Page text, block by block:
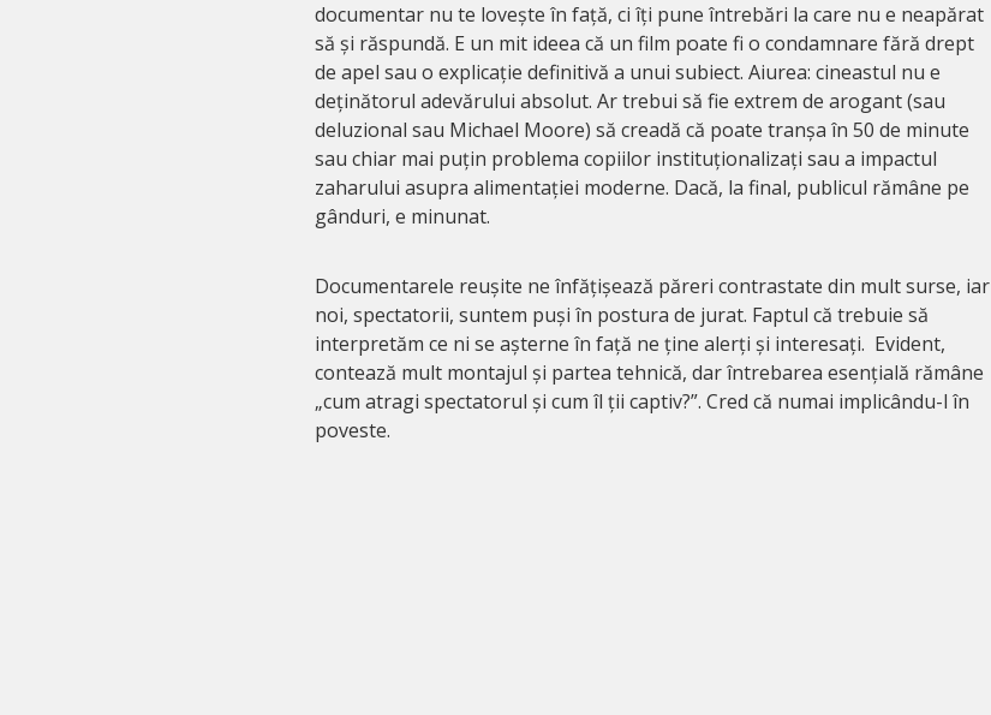
documentar nu te lovește în față, ci îți pune întrebări la care nu e neapărat
să și răspundă. E un mit ideea că un film poate fi o condamnare fără drept
de apel sau o explicație definitivă a unui subiect. Aiurea: cineastul nu e
deținătorul adevărului absolut. Ar trebui să fie extrem de arogant (sau
deluzional sau Michael Moore) să creadă că poate tranșa în 50 de minute
sau chiar mai puțin problema copiilor instituționalizați sau a impactul
zaharului asupra alimentației moderne. Dacă, la final, publicul rămâne pe
gânduri, e minunat.
Documentarele reușite ne înfățișează păreri contrastate din mult surse, iar
noi, spectatorii, suntem puși în postura de jurat. Faptul că trebuie să
interpretăm ce ni se așterne în față ne ține alerți și interesați. Evident,
contează mult montajul și partea tehnică, dar întrebarea esențială rămâne
„cum atragi spectatorul și cum îl ții captiv?”. Cred că numai implicându-l în
poveste.